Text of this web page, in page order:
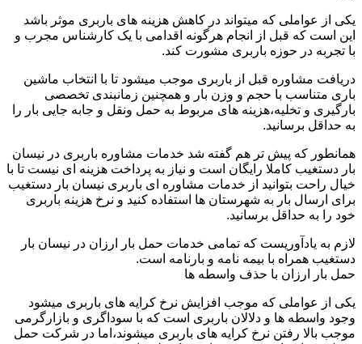
یکی از عواملی که میتواند در کاهش هزینه های باربری موثر باشد
این است که قبل از انجام هرگونه اقدامی با یک کارشناس مجرب و
با تجربه در حوزه باربری مشورت کند.
دریافت مشاوره قبل از باربری موجب میشود تا با انتخاب ماشین
باری متناسب با حجم و وزن بار و همچنین زمانبندی تخصصی
بارگیری و تخلیه،هزینه های مربوط به حمل ونقل و جابه جایی بار را
به حداقل برسانید.
همانطور که پیش تر هم گفته شد خدمات مشاوره باربری در نیسان
بار دستغیب کاملا رایگان است و نیاز به پرداخت هزینه ای نیست تا با
خیال راحت بتوانید از خدمات مشاوره ای باربری نیسان بار دستغیب
برای ارسال بار به شهرستان ها استفاده کنید و نرخ هزینه باربری
خود را به حداقل برسانید.
لازم به یادآوریست که تمامی خدمات حمل بار ارزان در نیسان بار
دستغیب همراه با بیمه نامه و بارنامه است.
حمل بار ارزان با حذف واسطه ها
یکی از عواملی که موجب افزایش نرخ کرایه های باربری میشود
وجود واسطه ها و دلالان باربری است که با سوداگری و بازارگرمی
موجب بالا رفتن نرخ کرایه های باربری میشوند،اما در شرکت حمل